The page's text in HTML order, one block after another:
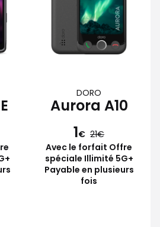
DORO
Aurora A10
1€ 21
Avec le forfait Offre
spéciale Illimité 5G+
Payable en plusieurs
fois